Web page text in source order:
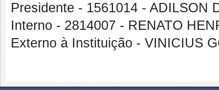
Presidente - 1561014 - ADILSON
Interno - 2814007 - RENATO
Externo à Instituição - VINICIUS